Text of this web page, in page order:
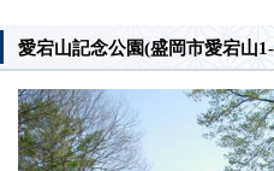
愛宕山記念公園(盛岡市愛宕山